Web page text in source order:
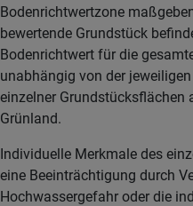
Bodenrichtwertzone
bewertende Grundstück
Bodenrichtwert für die
unabhängig von der
einzelner Grundstücksflächen
Grünland.
Individuelle Merkmale des
eine Beeinträchtigung durch
Hochwassergefahr oder die